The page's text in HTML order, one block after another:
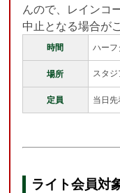
んので、レインコ
中止となる場合が
時間 ハーフ
場所 スタジ
定員 当日
ライト会員対